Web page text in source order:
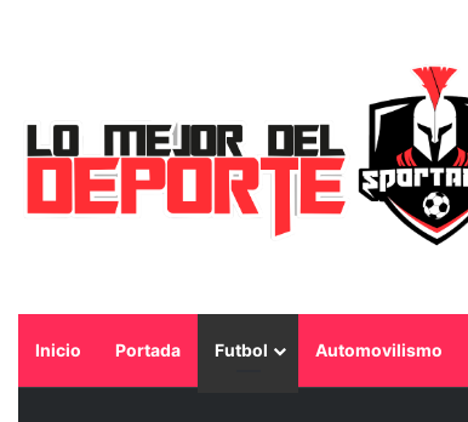
Inicio Portada Futbol Automovilismo